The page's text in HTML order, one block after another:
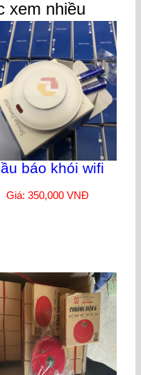
xem nhiều
báo khói wifi
Giá: 350,000 VNĐ